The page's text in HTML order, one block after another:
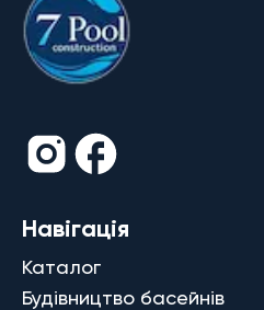
Навігація
Каталог
Будівництво басейнів